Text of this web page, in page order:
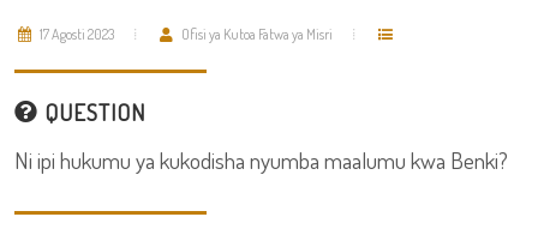
17 Agosti 2023 Ofisi ya Kutoa Fatwa ya Misri
QUESTION
Ni ipi hukumu ya kukodisha nyumba maalumu kwa Benki?